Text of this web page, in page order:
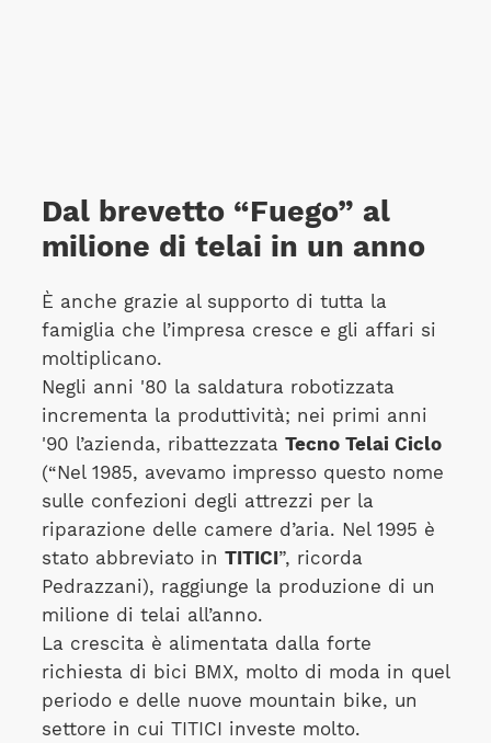
Dal brevetto “Fuego” al
milione di telai in un anno
È anche grazie al supporto di tutta la
famiglia che l’impresa cresce e gli affari si
moltiplicano.
Negli anni '80 la saldatura robotizzata
incrementa la produttività; nei primi anni
'90 l’azienda, ribattezzata Tecno Telai Ciclo
(“Nel 1985, avevamo impresso questo nome
sulle confezioni degli attrezzi per la
riparazione delle camere d’aria. Nel 1995 è
stato abbreviato in TITICI ”, ricorda
Pedrazzani), raggiunge la produzione di un
milione di telai all’anno.
La crescita è alimentata dalla forte
richiesta di bici BMX, molto di moda in quel
periodo e delle nuove mountain bike, un
settore in cui TITICI investe molto.